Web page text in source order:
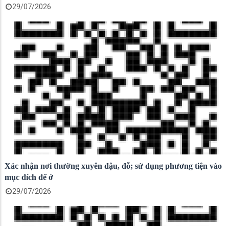
29/07/2026
Xác nhận nơi thường xuyên đậu, đỗ; sử dụng phương tiện vào
mục đích để ở
29/07/2026